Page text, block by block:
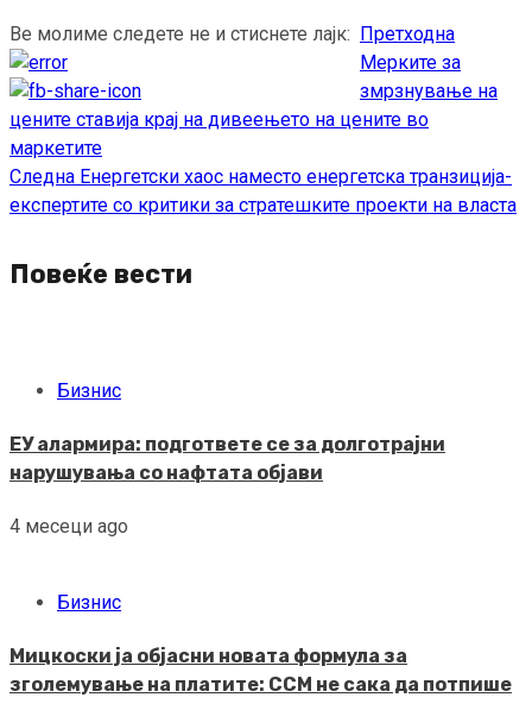
Ве молиме следете не и стиснете лајк:
Continue
Reading
Претходна
Мерките за
змрзнување на
цените ставија крај на дивеењето на цените во
маркетите
Следна Енергетски хаос наместо енергетска транзиција-
експертите со критики за стратешките проекти на власта
Повеќе вести
Бизнис
ЕУ алармира: подгответе се за долготрајни
нарушувања со нафтата објави
4 месеци ago
Бизнис
Мицкоски ја објасни новата формула за
зголемување на платите: ССМ не сака да потпише